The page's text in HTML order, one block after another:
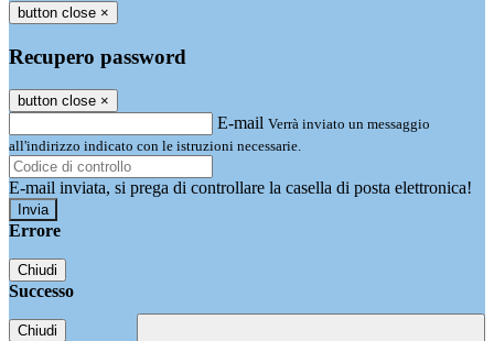
button close ×
Recupero password
button close ×
E-mail Verrà inviato un messaggio
all'indirizzo indicato con le istruzioni necessarie.
E-mail inviata, si prega di controllare la casella di posta elettronica!
Errore
Chiudi
Successo
Chiudi